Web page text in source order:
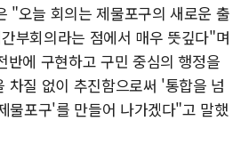
"오늘 회의는 제물포구의 새로운 출
부회의라는 점에서 매우 뜻깊다"며
반에 구현하고 구민 중심의 행정을
차질 없이 추진함으로써 '통합을 넘
물포구'를 만들어 나가겠다"고 말했